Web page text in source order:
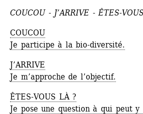
COUCOU - J’ARRIVE - ÊTES-
COUCOU
Je participe à la bio-diversité.
J’ARRIVE
Je m’approche de l’objectif.
ÊTES-VOUS LÀ ?
Je pose une question à qui peut y